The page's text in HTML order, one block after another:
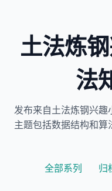
土法炼
法
发布来自土法炼钢兴趣
主题包括数据结构和
全部系列 归